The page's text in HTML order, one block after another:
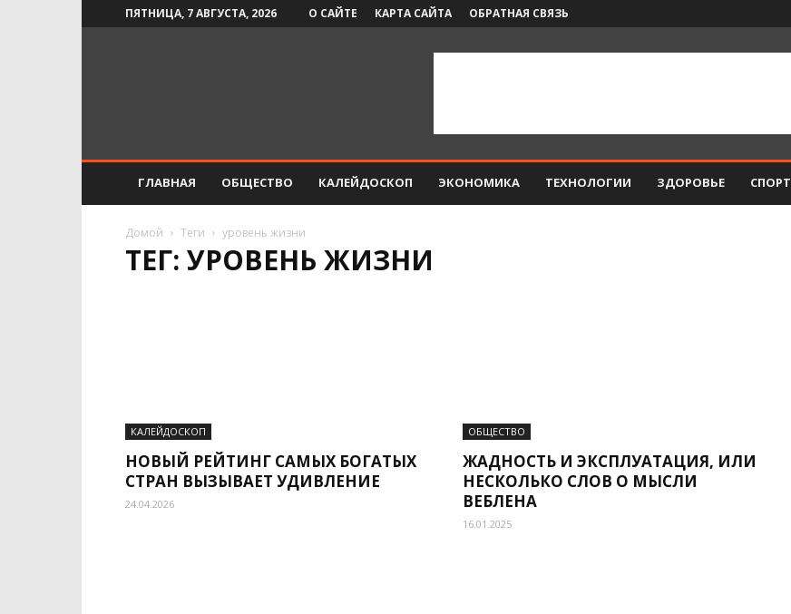
ПЯТНИЦА, 7 АВГУСТА, 2026 О САЙТЕ КАРТА САЙТА ОБРАТНАЯ СВЯЗЬ
ГЛАВНАЯ ОБЩЕСТВО КАЛЕЙДОСКОП ЭКОНОМИКА ТЕХНОЛОГИИ ЗДОРОВЬЕ СПОРТ
Домой Теги уровень жизни
ТЕГ: УРОВЕНЬ ЖИЗНИ
КАЛЕЙДОСКОП
НОВЫЙ РЕЙТИНГ САМЫХ БОГАТЫХ
СТРАН ВЫЗЫВАЕТ УДИВЛЕНИЕ
24.04.2026
ОБЩЕСТВО
ЖАДНОСТЬ И ЭКСПЛУАТАЦИЯ, ИЛИ
НЕСКОЛЬКО СЛОВ О МЫСЛИ
ВЕБЛЕНА
16.01.2025